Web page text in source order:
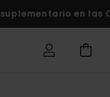
suplementario en